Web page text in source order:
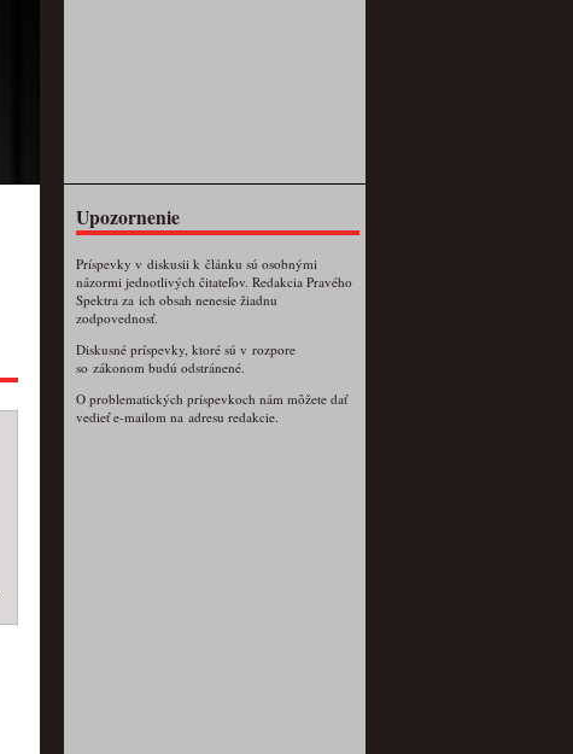
Upozornenie
Príspevky v diskusii k článku sú osobnými
názormi jednotlivých čitateľov. Redakcia Pravého
Spektra za ich obsah nenesie žiadnu
zodpovednosť.
Diskusné príspevky, ktoré sú v rozpore
so zákonom budú odstránené.
O problematických príspevkoch nám môžete dať
vedieť e-mailom na adresu redakcie.